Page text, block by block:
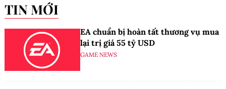
chơi.
TIN MỚI
EA chuẩn bị hoàn tất thương vụ mua
lại trị giá 55 tỷ USD
GAME NEWS